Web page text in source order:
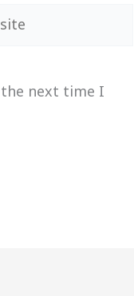
next time I